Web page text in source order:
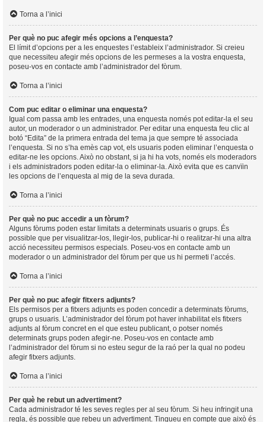
Torna a l’inici
Per què no puc afegir més opcions a l’enquesta?
El límit d’opcions per a les enquestes l’estableix l’administrador. Si creieu
que necessiteu afegir més opcions de les permeses a la vostra enquesta,
poseu-vos en contacte amb l’administrador del fòrum.
Torna a l’inici
Com puc editar o eliminar una enquesta?
Igual com passa amb les entrades, una enquesta només pot editar-la el seu
autor, un moderador o un administrador. Per editar una enquesta feu clic al
botó “Edita” de la primera entrada del tema ja que sempre té associada
l’enquesta. Si no s’ha emès cap vot, els usuaris poden eliminar l’enquesta o
editar-ne les opcions. Això no obstant, si ja hi ha vots, només els moderadors
i els administradors poden editar-la o eliminar-la. Això evita que es canvïin
les opcions de l’enquesta al mig de la seva durada.
Torna a l’inici
Per què no puc accedir a un fòrum?
Alguns fòrums poden estar limitats a determinats usuaris o grups. És
possible que per visualitzar-los, llegir-los, publicar-hi o realitzar-hi una altra
acció necessiteu permisos especials. Poseu-vos en contacte amb un
moderador o un administrador del fòrum per que us hi permeti l’accés.
Torna a l’inici
Per què no puc afegir fitxers adjunts?
Els permisos per a fitxers adjunts es poden concedir a determinats fòrums,
grups o usuaris. L’administrador del fòrum pot haver inhabilitat els fitxers
adjunts al fòrum concret en el que esteu publicant, o potser només
determinats grups poden afegir-ne. Poseu-vos en contacte amb
l’administrador del fòrum si no esteu segur de la raó per la qual no podeu
afegir fitxers adjunts.
Torna a l’inici
Per què he rebut un advertiment?
Cada administrador té les seves regles per al seu fòrum. Si heu infringit una
regla, és possible que rebeu un advertiment. Tingueu en compte que això és